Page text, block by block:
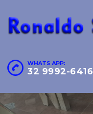
WHATS APP:
32 9992-6416